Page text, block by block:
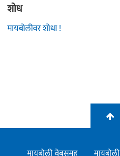
शोध
मायबोलीवर शोधा !